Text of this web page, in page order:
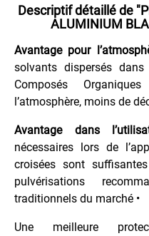
Descriptif détaillé de
ALUMINIUM
Avantage pour
solvants dispersés
Composés
l’atmosphère, moins de
Avantage dans
nécessaires lors de
croisées sont
pulvérisations
traditionnels du marché •
Une meilleure
Violet
Peinture
Fluo
Permanente
Peinture
Martelée
Métallisée
Peinture
Spéciale
Tableaux
Dans